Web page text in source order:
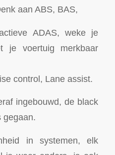
aan ABS, BAS,
ADAS, weke je
je voertuig merkbaar
control, Lane assist.
ingebouwd, de black
gegaan.
in systemen, elk